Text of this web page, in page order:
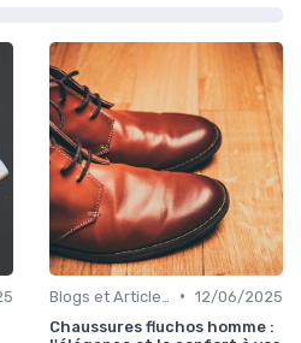
• 12/06/2025
Chaussures fluchos homme :